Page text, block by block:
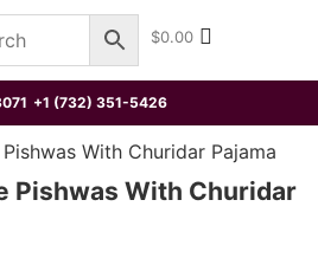
$0.00
+1 (732) 351-5426
Pishwas With Churidar